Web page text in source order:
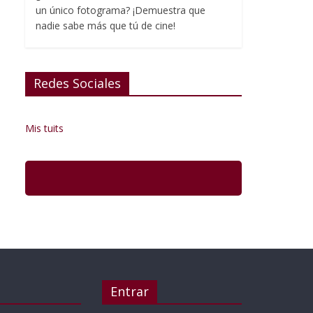
un único fotograma? ¡Demuestra que
nadie sabe más que tú de cine!
Redes Sociales
Mis tuits
Entrar